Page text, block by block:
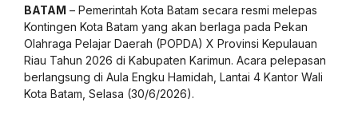
BATAM – Pemerintah Kota Batam secara resmi melepas
Kontingen Kota Batam yang akan berlaga pada Pekan
Olahraga Pelajar Daerah (POPDA) X Provinsi Kepulauan
Riau Tahun 2026 di Kabupaten Karimun. Acara pelepasan
berlangsung di Aula Engku Hamidah, Lantai 4 Kantor Wali
Kota Batam, Selasa (30/6/2026).